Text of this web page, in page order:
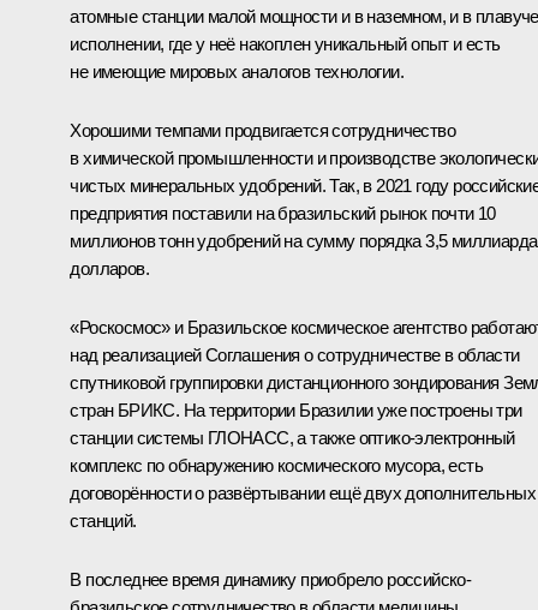
атомные станции малой мощности и в наземном, и в
исполнении, где у неё накоплен уникальный опыт и есть
не имеющие мировых аналогов технологии.
Хорошими темпами продвигается сотрудничество
в химической промышленности и производстве
чистых минеральных удобрений. Так, в 2021 году
предприятия поставили на бразильский рынок почти 10
миллионов тонн удобрений на сумму порядка 3,5 миллиарда
долларов.
«Роскосмос» и Бразильское космическое агентство
над реализацией Соглашения о сотрудничестве в области
спутниковой группировки дистанционного зондирования
стран БРИКС. На территории Бразилии уже построены три
станции системы ГЛОНАСС, а также оптико-электронный
комплекс по обнаружению космического мусора, есть
договорённости о развёртывании ещё двух дополнительных
станций.
В последнее время динамику приобрело российско-